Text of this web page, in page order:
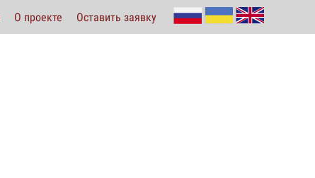
О проекте Оставить заявку